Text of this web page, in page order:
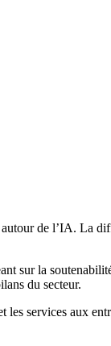
de l’IA. La
sur la
du secteur.
les services aux